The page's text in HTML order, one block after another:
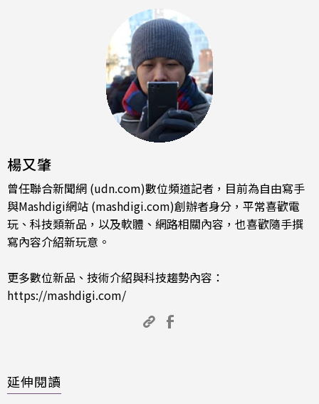
楊又肇
曾任聯合新聞網 (udn.com)數位頻道記者，目前為自由寫手
與Mashdigi網站 (mashdigi.com)創辦者身分，平常喜歡電
玩、科技類新品，以及軟體、網路相關內容，也喜歡隨手撰
寫內容介紹新玩意。
更多數位新品、技術介紹與科技趨勢內容：
https://mashdigi.com/
延伸閱讀